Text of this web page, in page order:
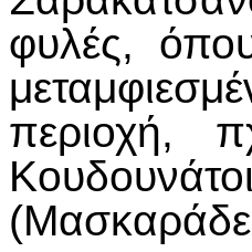
φυλές,
περιοχή,